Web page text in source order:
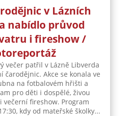
v Lázních
nabídlo průvod
i fireshow /
večer patřil v Lázně Libverda
Akce se konala ve
na fotbalovém hřišti a
pro děti i dospělé, živou
večerní fireshow. Program
kdy od mateřské školky...